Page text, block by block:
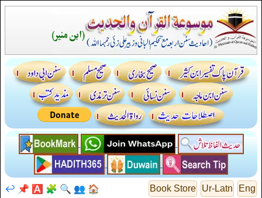
Eng
Ur-Latn
Book Store
🏠
👥
🔍
🧩
🅰️
📌
↩️